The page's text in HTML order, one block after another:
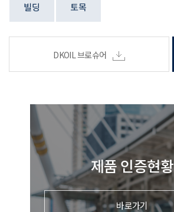
DKOIL 브로슈어
제품 인증현황
바로가기